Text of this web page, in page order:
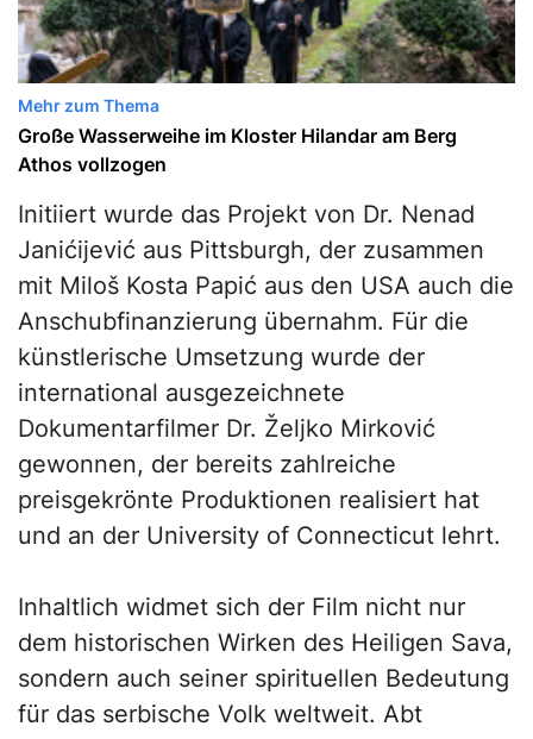
Mehr zum Thema
Große Wasserweihe im Kloster Hilandar am Berg
Athos vollzogen
Initiiert wurde das Projekt von Dr. Nenad
Janićijević aus Pittsburgh, der zusammen
mit Miloš Kosta Papić aus den USA auch die
Anschubfinanzierung übernahm. Für die
künstlerische Umsetzung wurde der
international ausgezeichnete
Dokumentarfilmer Dr. Željko Mirković
gewonnen, der bereits zahlreiche
preisgekrönte Produktionen realisiert hat
und an der University of Connecticut lehrt.
Inhaltlich widmet sich der Film nicht nur
dem historischen Wirken des Heiligen Sava,
sondern auch seiner spirituellen Bedeutung
für das serbische Volk weltweit. Abt